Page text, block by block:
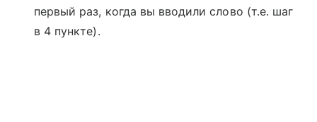
первый раз, когда вы вводили слово (т.е. шаг
в 4 пункте).